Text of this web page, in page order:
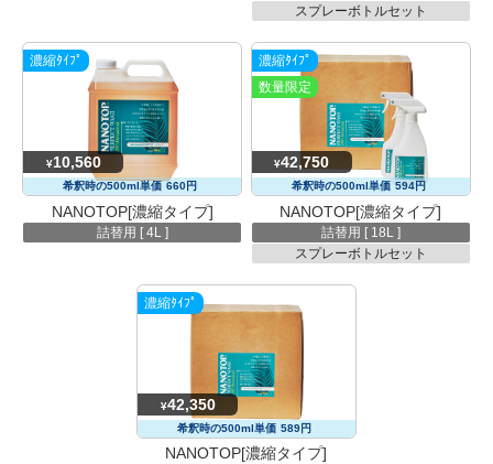
スプレーボトルセット
NANOTOP[濃縮タイプ]
詰替用 [ 4L ]
濃縮ﾀｲﾌﾟ
希釈時の500ml単価 660円
¥10,560
NANOTOP[濃縮タイプ]
詰替用 [ 18L ]
スプレーボトルセット
濃縮ﾀｲﾌﾟ
数量限定
希釈時の500ml単価 594円
¥42,750
NANOTOP[濃縮タイプ]
濃縮ﾀｲﾌﾟ
希釈時の500ml単価 589円
¥42,350